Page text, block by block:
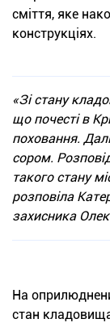
сміття, яке
конструкціях.
«Зі стану
що почесті в
поховання.
сором.
такого стану
розповіла
захисника
На
стан